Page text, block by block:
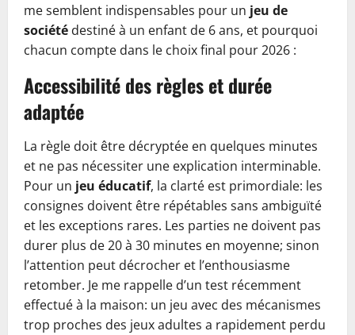
me semblent indispensables pour un jeu de
société destiné à un enfant de 6 ans, et pourquoi
chacun compte dans le choix final pour 2026 :
Accessibilité des règles et durée
adaptée
La règle doit être décryptée en quelques minutes
et ne pas nécessiter une explication interminable.
Pour un jeu éducatif, la clarté est primordiale: les
consignes doivent être répétables sans ambiguïté
et les exceptions rares. Les parties ne doivent pas
durer plus de 20 à 30 minutes en moyenne; sinon
l’attention peut décrocher et l’enthousiasme
retomber. Je me rappelle d’un test récemment
effectué à la maison: un jeu avec des mécanismes
trop proches des jeux adultes a rapidement perdu